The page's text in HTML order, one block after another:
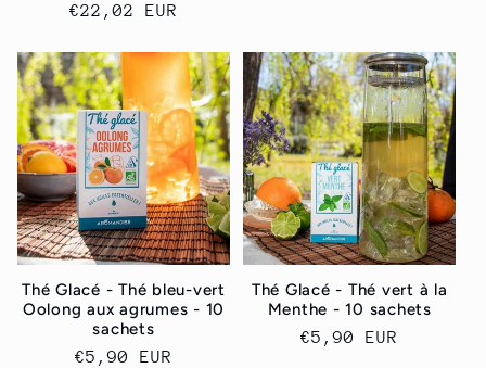
Preis
€22,02 EUR
Thé Glacé - Thé bleu-vert
Oolong aux agrumes - 10
sachets
Normaler
€5,90 EUR
Thé Glacé - Thé vert à la
Menthe - 10 sachets
Normaler
€5,90 EUR